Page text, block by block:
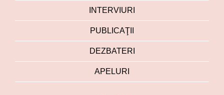
INTERVIURI
PUBLICAŢII
DEZBATERI
APELURI